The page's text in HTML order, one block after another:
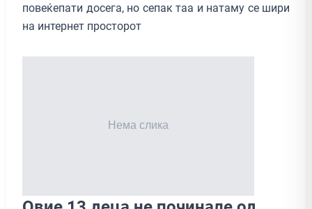
повеќепати досега, но сепак таа и натаму се шири
на интернет просторот